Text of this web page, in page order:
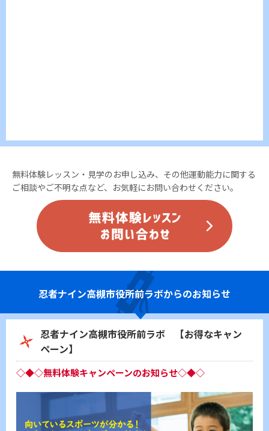
無料体験レッスン・見学のお申し込み、その他運動能力に関する
ご相談やご不明な点など、お気軽にお問い合わせください。
忍者ナイン高槻市役所前ラボからのお知らせ
忍者ナイン高槻市役所前ラボ 【お得なキャン
ペーン】
◇◆◇無料体験キャンペーンのお知らせ◇◆◇